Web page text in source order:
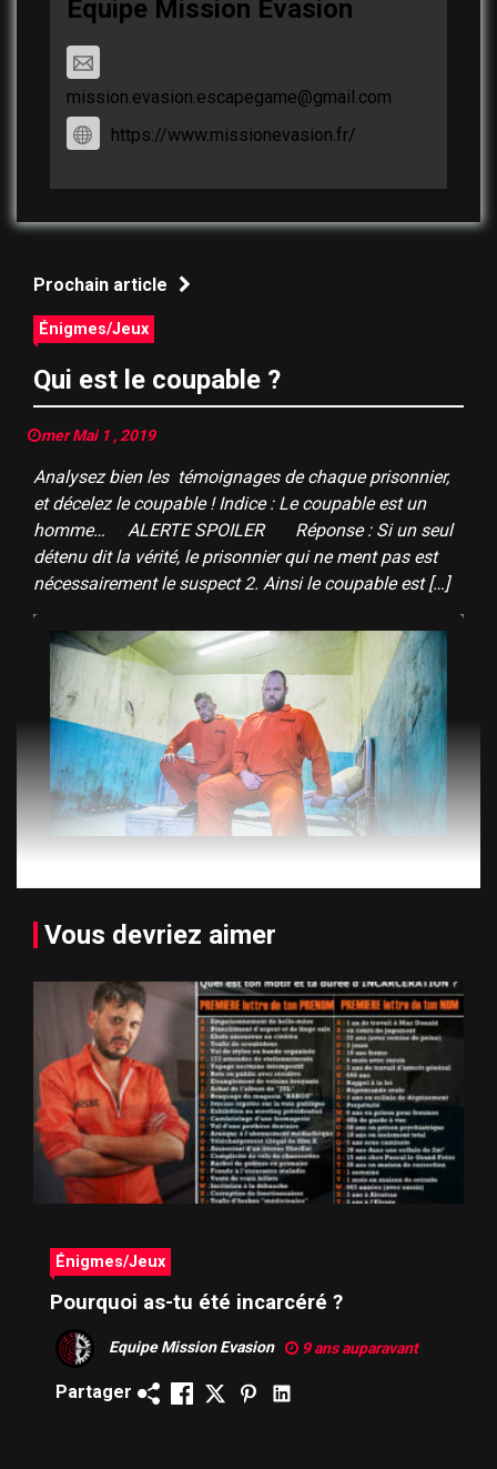
Equipe Mission Evasion
mission.evasion.escapegame@gmail.com
https://www.missionevasion.fr/
Prochain article
Énigmes/Jeux
Qui est le coupable ?
mer Mai 1 , 2019
Analysez bien les témoignages de chaque prisonnier,
et décelez le coupable ! Indice : Le coupable est un
homme… ALERTE SPOILER Réponse : Si un seul
détenu dit la vérité, le prisonnier qui ne ment pas est
nécessairement le suspect 2. Ainsi le coupable est […]
Vous devriez aimer
Énigmes/Jeux
Pourquoi as-tu été incarcéré ?
Equipe Mission Evasion 9 ans auparavant
Partager